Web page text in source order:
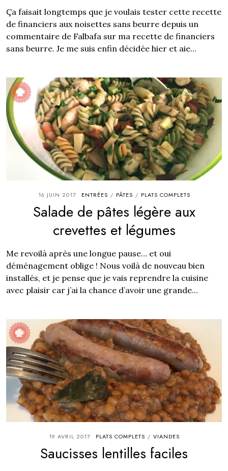
Ça faisait longtemps que je voulais tester cette recette
de financiers aux noisettes sans beurre depuis un
commentaire de Falbafa sur ma recette de financiers
sans beurre. Je me suis enfin décidée hier et aie...
16 JUIN 2017 ENTRÉES / PÂTES / PLATS COMPLETS
Salade de pâtes légère aux
crevettes et légumes
Me revoilà après une longue pause… et oui
déménagement oblige ! Nous voilà de nouveau bien
installés, et je pense que je vais reprendre la cuisine
avec plaisir car j’ai la chance d’avoir une grande...
19 AVRIL 2017 PLATS COMPLETS / VIANDES
Saucisses lentilles faciles